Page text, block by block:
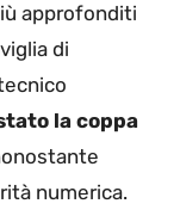
approfonditi
di
la coppa
numerica.